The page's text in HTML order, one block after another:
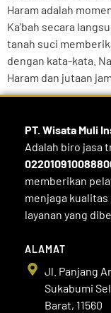
Haram adalah
Ka’bah secara
tanah suci
dengan kata-kata.
Haram dan jutaan
PT. Wisata Muli
Adalah biro jasa
memberikan
menjaga
layanan yang
ALAMAT
Jl. Panjang
Sukabumi
Barat, 11560